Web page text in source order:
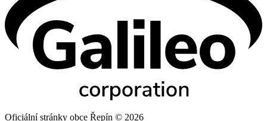
Oficiální stránky obce Řepín © 2026